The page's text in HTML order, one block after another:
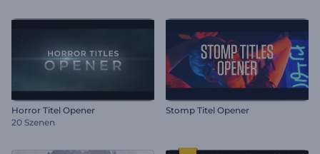
Horror Titel Opener
20 Szenen
Stomp Titel Opener